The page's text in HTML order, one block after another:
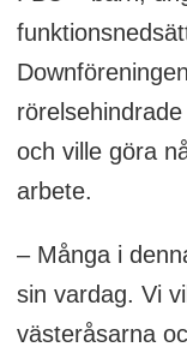
och ville göra
arbete.
– Många i
sin vardag. Vi
västeråsarna